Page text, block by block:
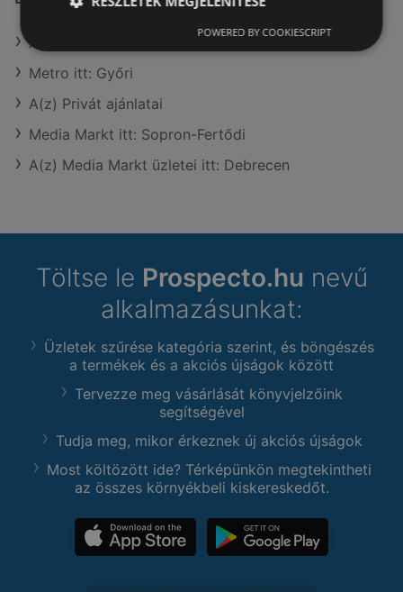
A(z) Spar market üzletei itt: Tapolca
Metro itt: Győri
A(z) Privát ajánlatai
Media Markt itt: Sopron-Fertődi
A(z) Media Markt üzletei itt: Debrecen
Töltse le Prospecto.hu nevű
alkalmazásunkat:
Üzletek szűrése kategória szerint, és böngészés
a termékek és a akciós újságok között
Tervezze meg vásárlását könyvjelzőink
segítségével
Tudja meg, mikor érkeznek új akciós újságok
Most költözött ide? Térképünkön megtekintheti
az összes környékbeli kiskereskedőt.
POWERED BY COOKIESCRIPT